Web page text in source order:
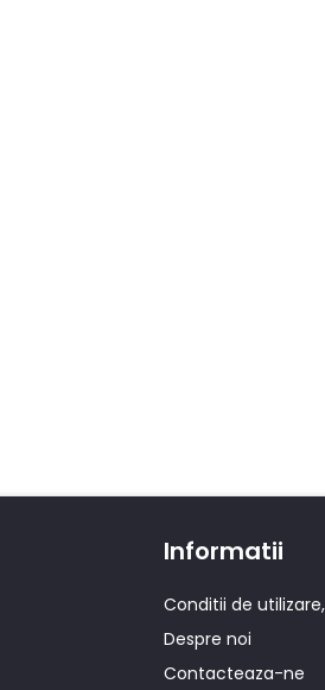
Informatii
Conditii de
Despre noi
Contacteaza-ne